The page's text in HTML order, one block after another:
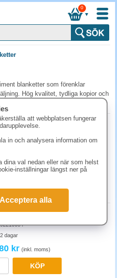
▼
0
blanketter som förenklar
Hög kvalitet, tydliga kopior och
fel. Välj våra FSC-certifierade
lösning - beställ idag för att förbättra
om blanketter
täcker det vanligaste
behöver dessutom
kopia om du behöver behålla
del.
ett professionellt intryck och passar
till kund. Egenutskrivna räcker för
billigare i mindre volymer.
A5 32 blad
kr (inkl. moms)
A5L 2x50 blad
dagar
kr (inkl. moms)
KÖP
att webbplatsen fungerar
in och analysera information om
dina val nedan eller när som helst
inställningar längst ner på
Acceptera alla